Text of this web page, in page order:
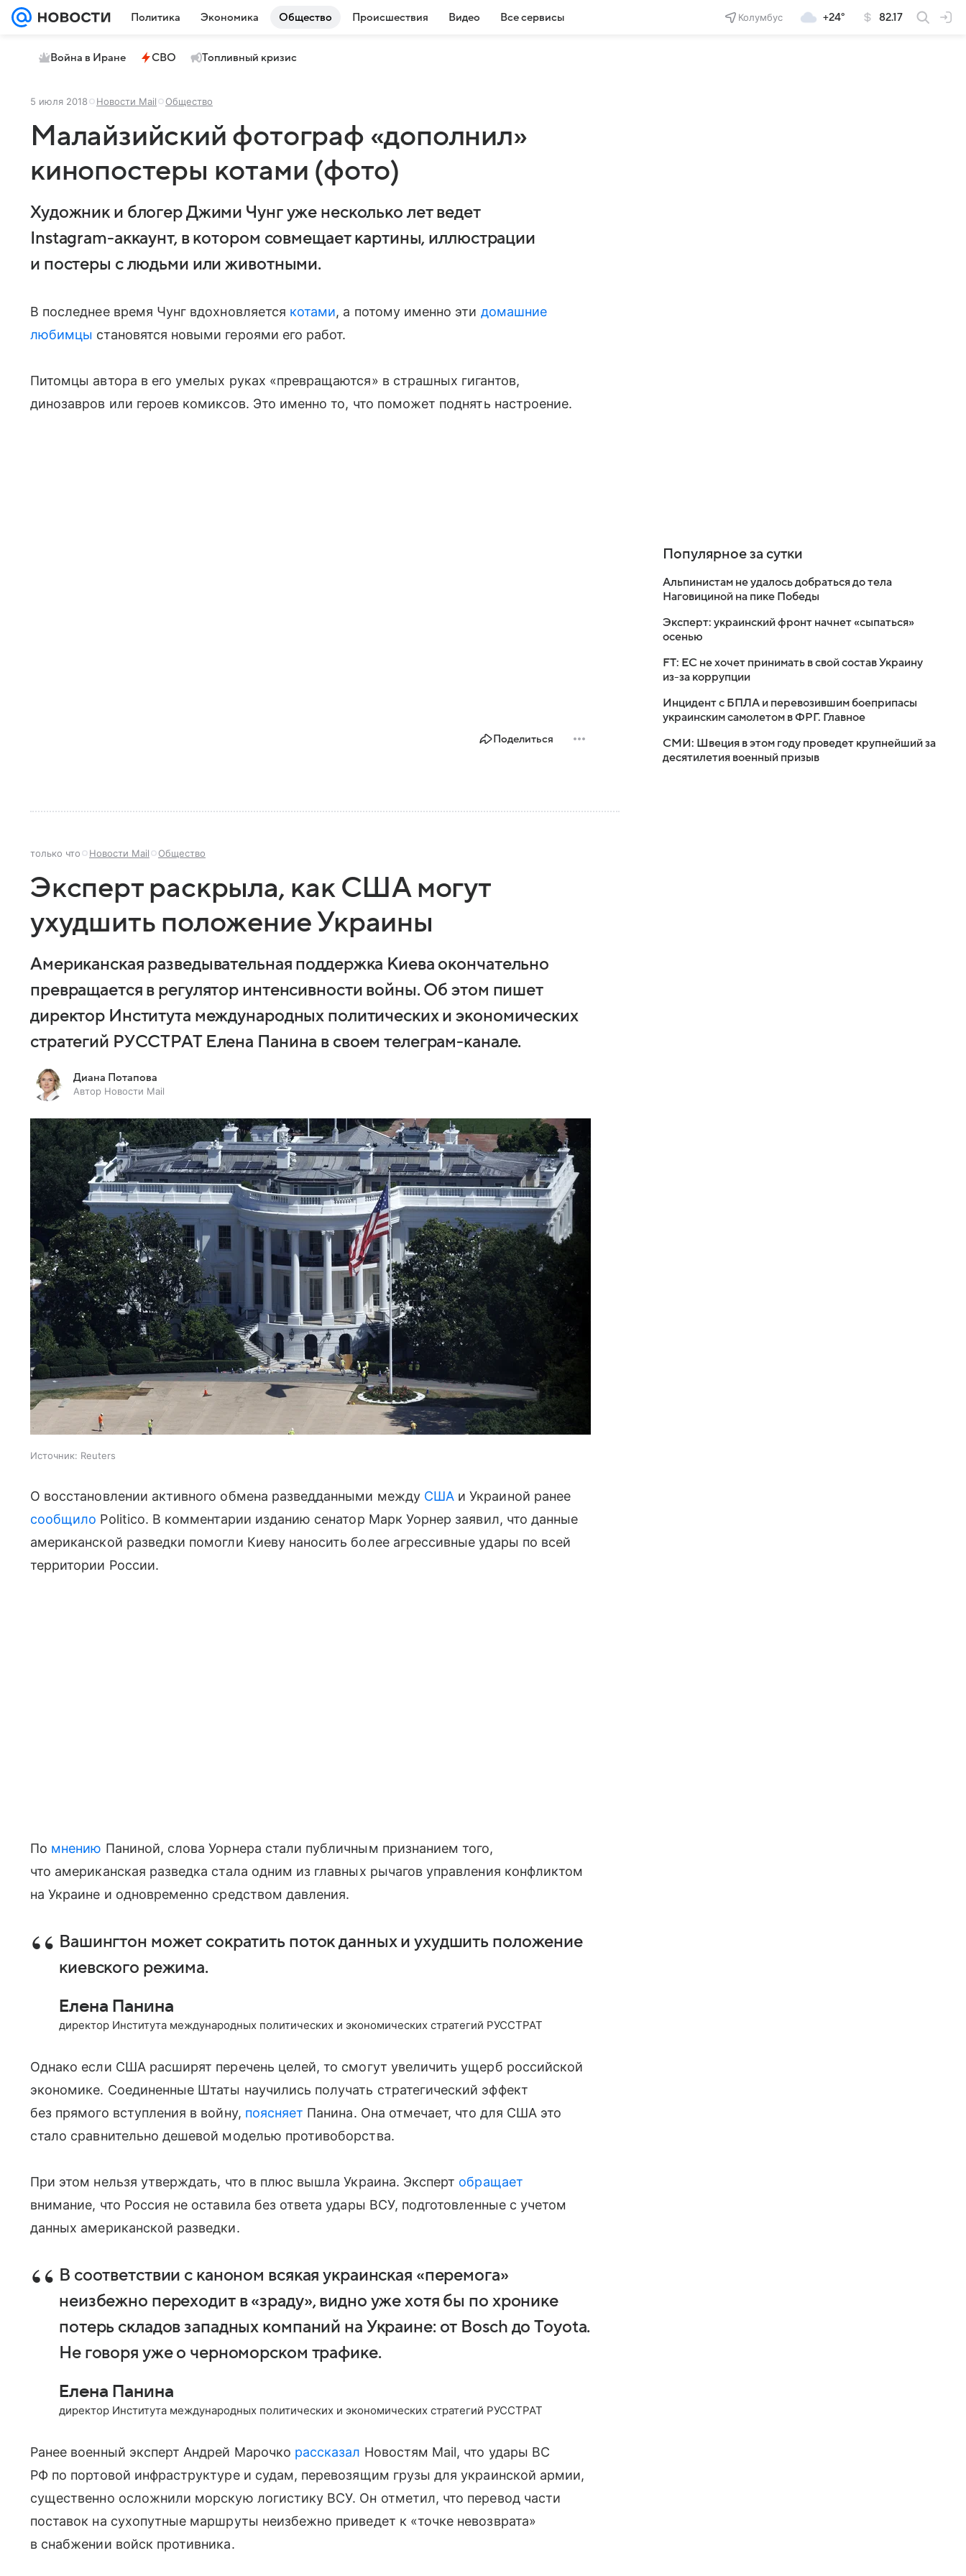
Политика Экономика Общество Происшествия Видео Все сервисы Колумбус +24° 82.17
Война в Иране СВО Топливный кризис
5 июля 2018 Новости Mail Общество
Малайзийский фотограф «дополнил»
кинопостеры котами (фото)
Художник и блогер Джими Чунг уже несколько лет ведет
Instagram-аккаунт, в котором совмещает картины, иллюстрации
и постеры с людьми или животными.
В последнее время Чунг вдохновляется котами, а потому именно эти домашние
любимцы становятся новыми героями его работ.
Питомцы автора в его умелых руках «превращаются» в страшных гигантов,
динозавров или героев комиксов. Это именно то, что поможет поднять настроение.
Поделиться
только что Новости Mail Общество
Эксперт раскрыла, как США могут
ухудшить положение Украины
Американская разведывательная поддержка Киева окончательно
превращается в регулятор интенсивности войны. Об этом пишет
директор Института международных политических и экономических
стратегий РУССТРАТ Елена Панина в своем телеграм-канале.
Диана Потапова
Автор Новости Mail
Источник: Reuters
О восстановлении активного обмена разведданными между США и Украиной ранее
сообщило Politico. В комментарии изданию сенатор Марк Уорнер заявил, что данные
американской разведки помогли Киеву наносить более агрессивные удары по всей
территории России.
По мнению Паниной, слова Уорнера стали публичным признанием того,
что американская разведка стала одним из главных рычагов управления конфликтом
на Украине и одновременно средством давления.
Вашингтон может сократить поток данных и ухудшить положение
киевского режима.
Елена Панина
директор Института международных политических и экономических стратегий РУССТРАТ
Однако если США расширят перечень целей, то смогут увеличить ущерб российской
экономике. Соединенные Штаты научились получать стратегический эффект
без прямого вступления в войну, поясняет Панина. Она отмечает, что для США это
стало сравнительно дешевой моделью противоборства.
При этом нельзя утверждать, что в плюс вышла Украина. Эксперт обращает
внимание, что Россия не оставила без ответа удары ВСУ, подготовленные с учетом
данных американской разведки.
В соответствии с каноном всякая украинская «перемога»
неизбежно переходит в «зраду», видно уже хотя бы по хронике
потерь складов западных компаний на Украине: от Bosch до Toyota.
Не говоря уже о черноморском трафике.
Елена Панина
директор Института международных политических и экономических стратегий РУССТРАТ
Ранее военный эксперт Андрей Марочко рассказал Новостям Mail, что удары ВС
РФ по портовой инфраструктуре и судам, перевозящим грузы для украинской армии,
существенно осложнили морскую логистику ВСУ. Он отметил, что перевод части
поставок на сухопутные маршруты неизбежно приведет к «точке невозврата»
в снабжении войск противника.
Популярное за сутки
Альпинистам не удалось добраться до тела
Наговициной на пике Победы
Эксперт: украинский фронт начнет «сыпаться»
осенью
FT: ЕС не хочет принимать в свой состав Украину
из-за коррупции
Инцидент с БПЛА и перевозившим боеприпасы
украинским самолетом в ФРГ. Главное
СМИ: Швеция в этом году проведет крупнейший за
десятилетия военный призыв